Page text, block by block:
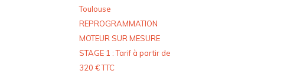
Toulouse
REPROGRAMMATION
MOTEUR SUR MESURE
STAGE 1 : Tarif à partir de
320 € TTC